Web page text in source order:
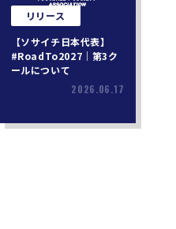
リリース
【ソサイチ日本代表】
#RoadTo2027｜第3ク
ールについて
2026.06.17